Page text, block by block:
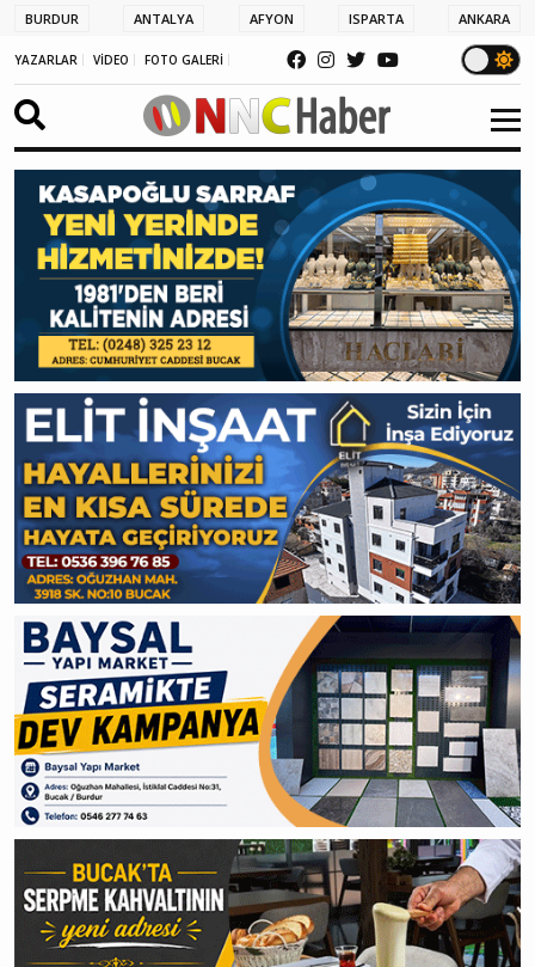
BURDUR ANTALYA AFYON ISPARTA ANKARA
YAZARLAR VİDEO FOTO GALERİ